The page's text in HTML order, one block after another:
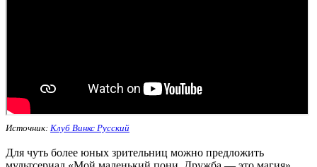
Источник: Клуб Винкс Русский
Для чуть более юных зрительниц можно предложить